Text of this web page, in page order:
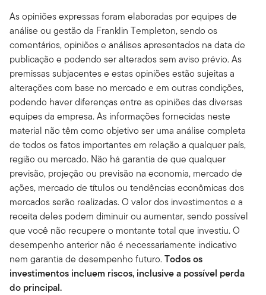
As opiniões expressas foram elaboradas por equipes de
análise ou gestão da Franklin Templeton, sendo os
comentários, opiniões e análises apresentados na data de
publicação e podendo ser alterados sem aviso prévio. As
premissas subjacentes e estas opiniões estão sujeitas a
alterações com base no mercado e em outras condições,
podendo haver diferenças entre as opiniões das diversas
equipes da empresa. As informações fornecidas neste
material não têm como objetivo ser uma análise completa
de todos os fatos importantes em relação a qualquer país,
região ou mercado. Não há garantia de que qualquer
previsão, projeção ou previsão na economia, mercado de
ações, mercado de títulos ou tendências econômicas dos
mercados serão realizadas. O valor dos investimentos e a
receita deles podem diminuir ou aumentar, sendo possível
que você não recupere o montante total que investiu. O
desempenho anterior não é necessariamente indicativo
nem garantia de desempenho futuro.Todos os
investimentos incluem riscos, inclusive a possível perda
do principal.